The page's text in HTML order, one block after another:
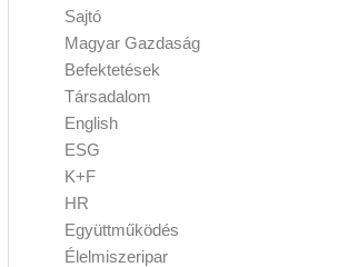
Sajtó
Magyar Gazdaság
Befektetések
Társadalom
English
ESG
K+F
HR
Együttműködés
Élelmiszeripar